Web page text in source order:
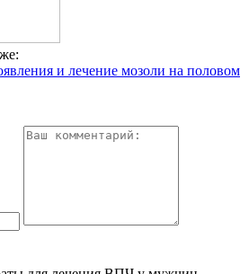
и лечение мозоли на половом